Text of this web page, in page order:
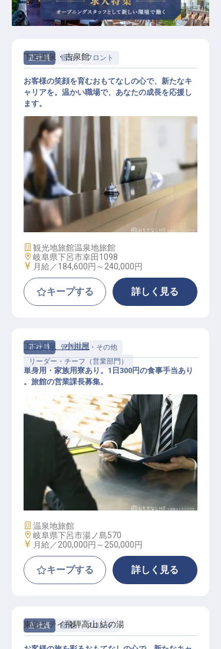
正社員 宿泊 フロント
フロント
下呂温泉・吉泉館
お客様の笑顔を育むおもてなしの心で、新たなキ
ャリアを。温かい職場で、あなたの成長を応援し
ます。
施設業態
観光地旅館温泉地旅館
勤務地
岐阜県下呂市幸田1098
給与
月給／184,600円～ 240,000円
キープする 詳しく見る
正社員
管理部門・その他
リーダー・チーフ（営業部門）
リーダー・チーフ（営業部門） / 正
社員
下呂温泉 小川屋
単身用・家族用寮あり。1日300円の食事手当あり
。旅館の営業課長募集。
施設業態
温泉地旅館
勤務地
岐阜県下呂市湯ノ島570
給与
月給／200,000円～ 250,000円
キープする 詳しく見る
正社員 宿泊 フロント
東急ステイ飛騨高山 結の湯